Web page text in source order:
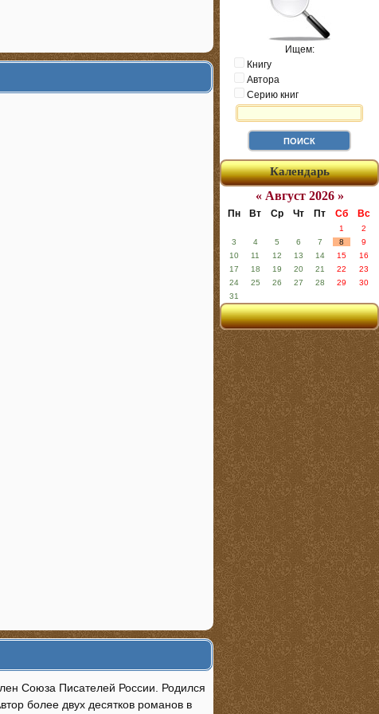
Союза Писателей России. Родился
более двух десятков романов в
Ищем:
Книгу
Автора
Серию книг
Календарь
« Август 2026 »
Пн Вт Ср Чт Пт Сб Вс
1
2
3
4 5 6 7 8
9
10
11 12 13 14 15
16
17
18 19 20 21 22
23
24
25 26 27 28 29
30
31